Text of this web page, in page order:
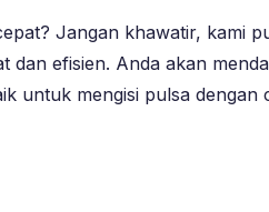
Jangan khawatir, kami
dan efisien. Anda akan
untuk mengisi pulsa dengan